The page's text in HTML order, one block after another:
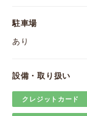
駐車場
あり
設備・取り扱い
クレジットカード